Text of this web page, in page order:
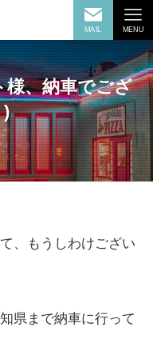
MAIL MENU
、納車でござ
)
、もうしわけござい
県まで納車に行って